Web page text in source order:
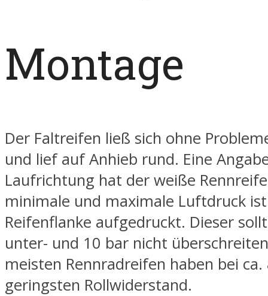
Montage
Der Faltreifen ließ sich ohne
und lief auf Anhieb rund. Eine
Laufrichtung hat der weiße
minimale und maximale Luftdruck
Reifenflanke aufgedruckt. Dieser
unter- und 10 bar nicht
meisten Rennradreifen haben bei
geringsten Rollwiderstand.